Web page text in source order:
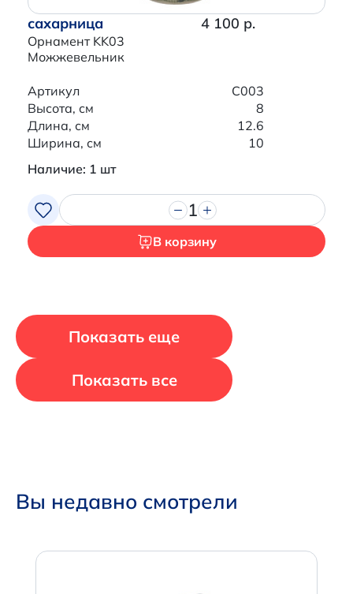
сахарница
Орнамент KK03
Можжевельник
4 100 р.
Артикул
C003
Высота, см
8
Длина, см
12.6
Ширина, см
10
Наличие: 1 шт
1
В корзину
Показать еще
Показать все
Вы недавно смотрели